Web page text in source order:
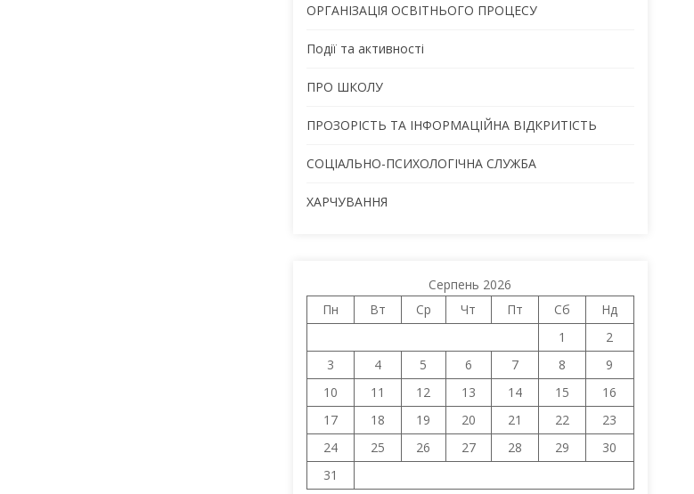
ОРГАНІЗАЦІЯ ОСВІТНЬОГО ПРОЦЕСУ
Події та активності
ПРО ШКОЛУ
ПРОЗОРІСТЬ ТА ІНФОРМАЦІЙНА ВІДКРИТІСТЬ
СОЦІАЛЬНО-ПСИХОЛОГІЧНА СЛУЖБА
ХАРЧУВАННЯ
Серпень 2026
Пн
Вт Ср Чт Пт Сб
Нд
1
2
3
4 5 6 7 8
9
10
11 12 13 14 15
16
17
18 19 20 21 22
23
24
25 26 27 28 29
30
31